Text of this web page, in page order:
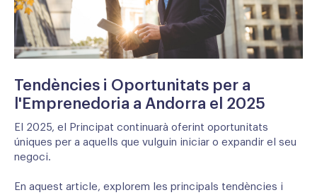
Tendències i Oportunitats per a
l'Emprenedoria a Andorra el 2025
El 2025, el Principat continuarà oferint oportunitats
úniques per a aquells que vulguin iniciar o expandir el seu
negoci.
En aquest article, explorem les principals tendències i